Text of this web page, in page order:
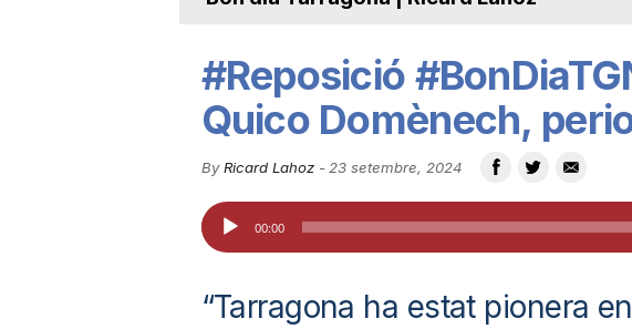
u
t
a
t
#Reposició
Quico Domènech,
By Ricard Lahoz- 23 setembre, 2024
Reproductor
d'àudio
00:00
“Tarragona ha estat pionera